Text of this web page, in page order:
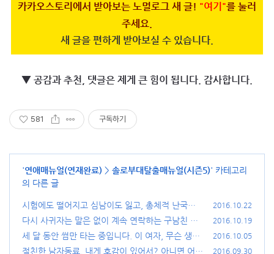
카카오스토리에서 받아보는 노멀로그 새 글! "여기"를 눌러
주세요.
새 글을 편하게 받아보실 수 있습니다.
▼ 공감과 추천, 댓글은 제게 큰 힘이 됩니다. 감사합니다.
581 구독하기
'연애매뉴얼(연재완료) > 솔로부대탈출매뉴얼(시즌5)' 카테고리
의 다른 글
시험에도 떨어지고 심남이도 잃고, 총체적 난국입
니다.
(47)
2016.10.22
다시 사귀자는 말은 없이 계속 연락하는 구남친 외
2편
(105)
2016.10.19
세 달 동안 썸만 타는 중입니다. 이 여자, 무슨 생각
일까요?
(110)
2016.10.05
절친한 남자동료, 내게 호감이 있어서? 아니면 어장
2016.09.30